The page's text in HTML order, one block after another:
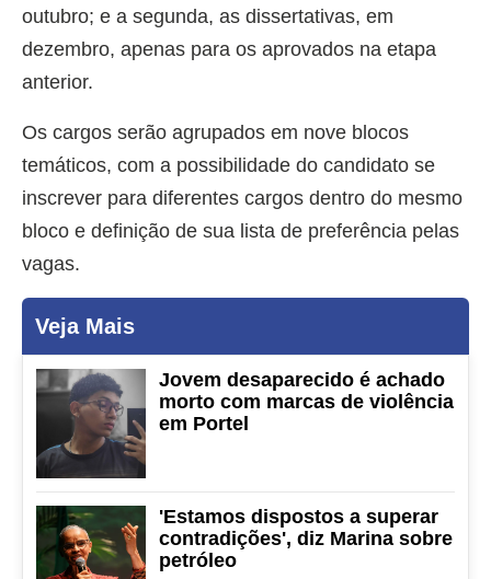
outubro; e a segunda, as dissertativas, em
dezembro, apenas para os aprovados na etapa
anterior.
Os cargos serão agrupados em nove blocos
temáticos, com a possibilidade do candidato se
inscrever para diferentes cargos dentro do mesmo
bloco e definição de sua lista de preferência pelas
vagas​.
Veja Mais
Jovem desaparecido é achado
morto com marcas de violência
em Portel
'Estamos dispostos a superar
contradições', diz Marina sobre
petróleo